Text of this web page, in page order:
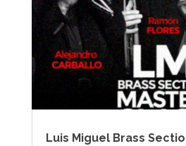
Luis Miguel Brass